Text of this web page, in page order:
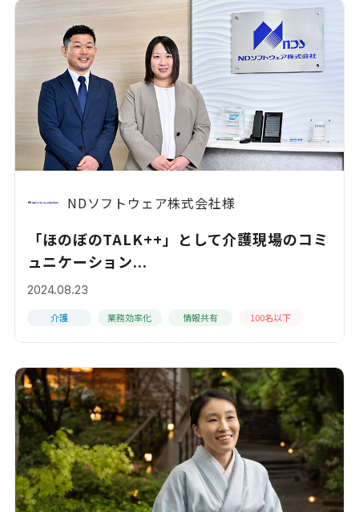
NDソフトウェア株式会社様
「ほのぼのTALK++」として介護現場のコミ
ュニケーション...
2024.08.23
介護 業務効率化 情報共有 100名以下